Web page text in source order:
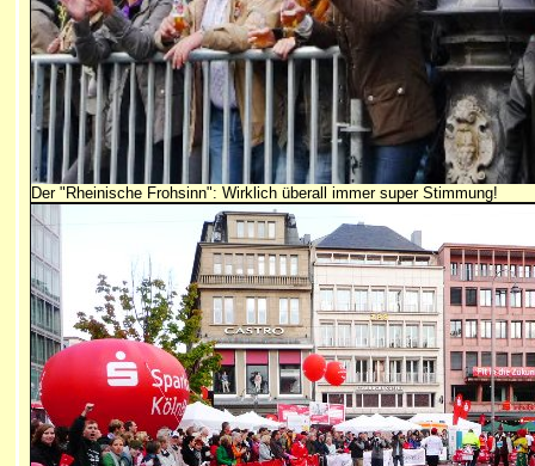
Der "Rheinische Frohsinn": Wirklich überall immer super Stimmung!